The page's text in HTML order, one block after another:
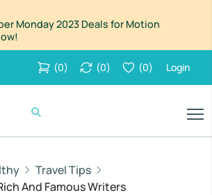
Monday 2023 Deals for Motion
(0) (0) (0) Login
Travel Tips
And Famous Writers